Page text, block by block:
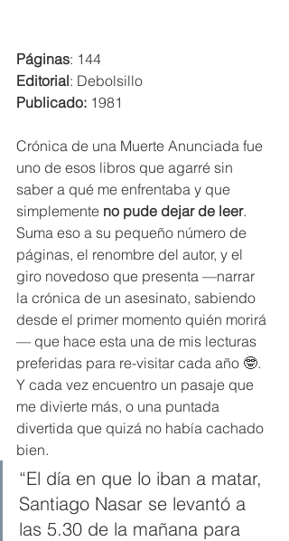
Páginas: 144
Editorial: Debolsillo
Publicado: 1981
Crónica de una Muerte Anunciada fue
uno de esos libros que agarré sin
saber a qué me enfrentaba y que
simplemente no pude dejar de leer.
Suma eso a su pequeño número de
páginas, el renombre del autor, y el
giro novedoso que presenta —narrar
la crónica de un asesinato, sabiendo
desde el primer momento quién morirá
— que hace esta una de mis lecturas
preferidas para re-visitar cada año 🤓.
Y cada vez encuentro un pasaje que
me divierte más, o una puntada
divertida que quizá no había cachado
bien.
“El día en que lo iban a matar,
Santiago Nasar se levantó a
las 5.30 de la mañana para